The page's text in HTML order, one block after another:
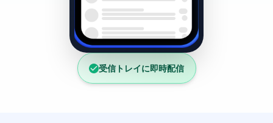
受信トレイに即時配信